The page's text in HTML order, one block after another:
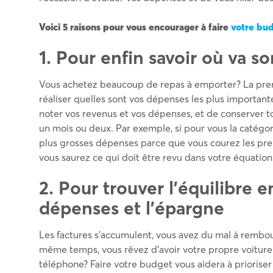
Voici 5 raisons pour vous encourager à fairevotre
1. Pour enfin savoir où va
Vous achetez beaucoup de repas à emporter? La
réaliser quelles sont vos dépenses les plus
noter vos revenus et vos dépenses, et de conserver
un mois ou deux. Par exemple, si pour vous la
plus grosses dépenses parce que vous courez les
vous saurez ce qui doit être revu dans votre
2. Pour trouver l’équilibre
dépenses et l’épargne
Les factures s’accumulent, vous avez du mal à
même temps, vous rêvez d’avoir votre propre
téléphone? Faire votre budget vous aidera à